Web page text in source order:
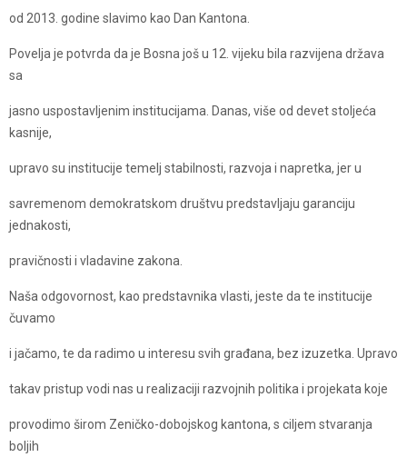
od 2013. godine slavimo kao Dan Kantona.
Povelja je potvrda da je Bosna još u 12. vijeku bila razvijena država
sa
jasno uspostavljenim institucijama. Danas, više od devet stoljeća
kasnije,
upravo su institucije temelj stabilnosti, razvoja i napretka, jer u
savremenom demokratskom društvu predstavljaju garanciju
jednakosti,
pravičnosti i vladavine zakona.
Naša odgovornost, kao predstavnika vlasti, jeste da te institucije
čuvamo
i jačamo, te da radimo u interesu svih građana, bez izuzetka. Upravo
takav pristup vodi nas u realizaciji razvojnih politika i projekata koje
provodimo širom Zeničko-dobojskog kantona, s ciljem stvaranja
boljih